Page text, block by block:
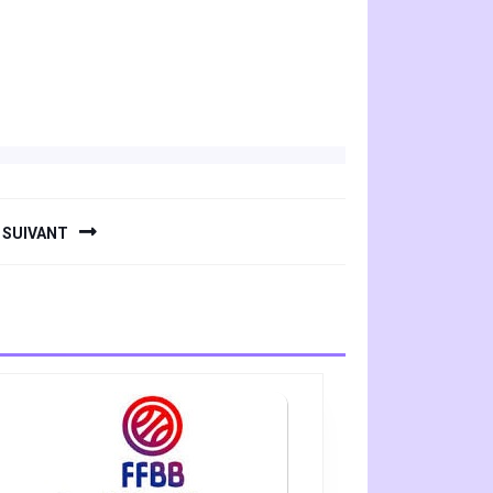
SUIVANT